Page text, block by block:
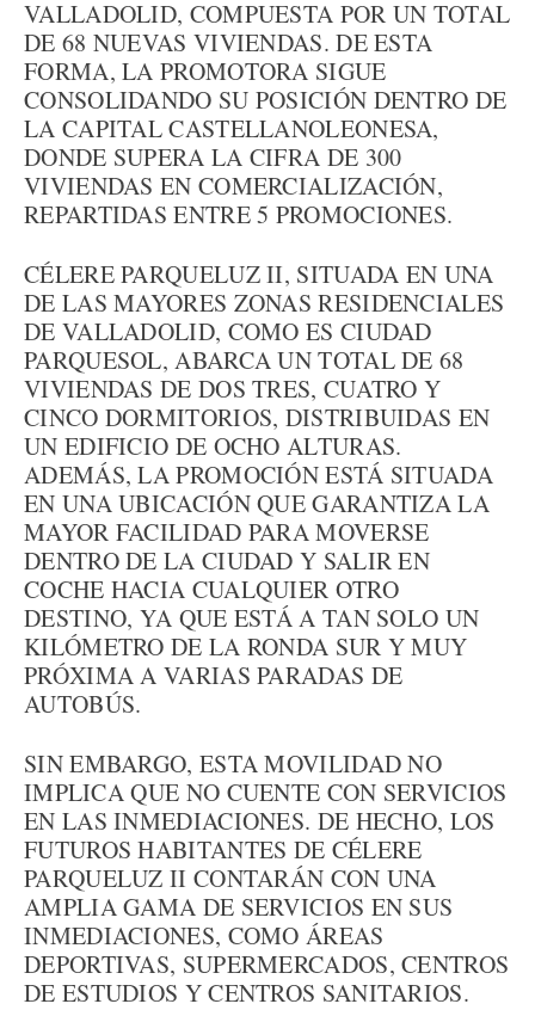
VALLADOLID, COMPUESTA POR UN TOTAL
DE 68 NUEVAS VIVIENDAS. DE ESTA
FORMA, LA PROMOTORA SIGUE
CONSOLIDANDO SU POSICIÓN DENTRO DE
LA CAPITAL CASTELLANOLEONESA,
DONDE SUPERA LA CIFRA DE 300
VIVIENDAS EN COMERCIALIZACIÓN,
REPARTIDAS ENTRE 5 PROMOCIONES.
CÉLERE PARQUELUZ II, SITUADA EN UNA
DE LAS MAYORES ZONAS RESIDENCIALES
DE VALLADOLID, COMO ES CIUDAD
PARQUESOL, ABARCA UN TOTAL DE 68
VIVIENDAS DE DOS TRES, CUATRO Y
CINCO DORMITORIOS, DISTRIBUIDAS EN
UN EDIFICIO DE OCHO ALTURAS.
ADEMÁS, LA PROMOCIÓN ESTÁ SITUADA
EN UNA UBICACIÓN QUE GARANTIZA LA
MAYOR FACILIDAD PARA MOVERSE
DENTRO DE LA CIUDAD Y SALIR EN
COCHE HACIA CUALQUIER OTRO
DESTINO, YA QUE ESTÁ A TAN SOLO UN
KILÓMETRO DE LA RONDA SUR Y MUY
PRÓXIMA A VARIAS PARADAS DE
AUTOBÚS.
SIN EMBARGO, ESTA MOVILIDAD NO
IMPLICA QUE NO CUENTE CON SERVICIOS
EN LAS INMEDIACIONES. DE HECHO, LOS
FUTUROS HABITANTES DE CÉLERE
PARQUELUZ II CONTARÁN CON UNA
AMPLIA GAMA DE SERVICIOS EN SUS
INMEDIACIONES, COMO ÁREAS
DEPORTIVAS, SUPERMERCADOS, CENTROS
DE ESTUDIOS Y CENTROS SANITARIOS.